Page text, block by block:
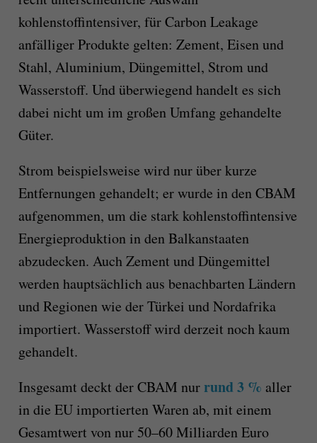
kohlenstoffintensiver, für Carbon Leakage
anfälliger Produkte gelten: Zement, Eisen und
Stahl, Aluminium, Düngemittel, Strom und
Wasserstoff. Und überwiegend handelt es sich
dabei nicht um im großen Umfang gehandelte
Güter.
Strom beispielsweise wird nur über kurze
Entfernungen gehandelt; er wurde in den CBAM
aufgenommen, um die stark kohlenstoffintensive
Energieproduktion in den Balkanstaaten
abzudecken. Auch Zement und Düngemittel
werden hauptsächlich aus benachbarten Ländern
und Regionen wie der Türkei und Nordafrika
importiert. Wasserstoff wird derzeit noch kaum
gehandelt.
Insgesamt deckt der CBAM nur rund 3 % aller
in die EU importierten Waren ab, mit einem
Gesamtwert von nur 50–60 Milliarden Euro